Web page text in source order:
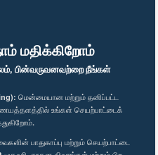
மதிக்கிறோம்
பின்வருவனவற்றை நீங்கள்
மென்மையான மற்றும் தனிப்பட்ட
உங்கள் செயற்பாட்டைக்
பாதுகாப்பு மற்றும் செயற்பாட்டை